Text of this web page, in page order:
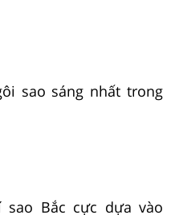
sao sáng nhất trong
Bắc cực dựa vào